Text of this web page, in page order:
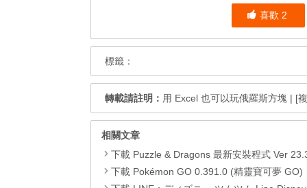
喜歡 2
標籤：
轉載請註明： 用 Excel 也可以玩俄羅斯方塊 | [
相關文章
下載 Puzzle & Dragons 最新安裝程式 Ver 23.3.2 日本版、港台版… (PAD Radar) (.apk)
下載 Pokémon GO 0.391.0 (精靈寶可夢 GO)，com.nianticlabs.pokemongo (.apk)